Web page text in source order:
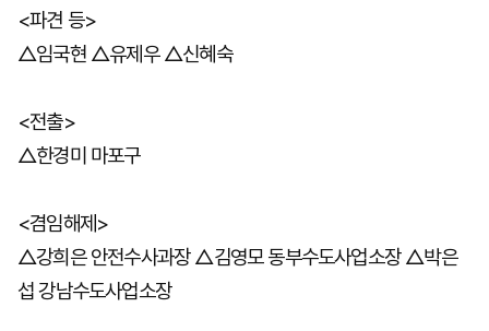
<파견 등>
△임국현 △유제우 △신혜숙
<전출>
△한경미 마포구
<겸임해제>
△강희은 안전수사과장 △김영모 동부수도사업소장 △박은
섭 강남수도사업소장